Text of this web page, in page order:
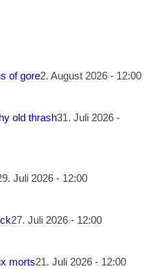
of gore2. August 2026 - 12:00
old thrash31. Juli 2026 -
Juli 2026 - 12:00
27. Juli 2026 - 12:00
morts21. Juli 2026 - 12:00